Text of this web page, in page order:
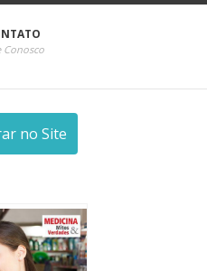
Conosco
no Site